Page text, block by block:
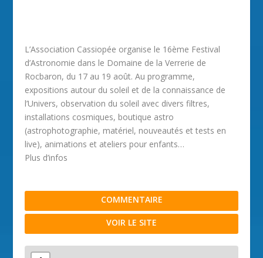
L’Association Cassiopée organise le 16ème Festival
d’Astronomie dans le Domaine de la Verrerie de
Rocbaron, du 17 au 19 août. Au programme,
expositions autour du soleil et de la connaissance de
l’Univers, observation du soleil avec divers filtres,
installations cosmiques, boutique astro
(astrophotographie, matériel, nouveautés et tests en
live), animations et ateliers pour enfants…
Plus d’infos
COMMENTAIRE
VOIR LE SITE